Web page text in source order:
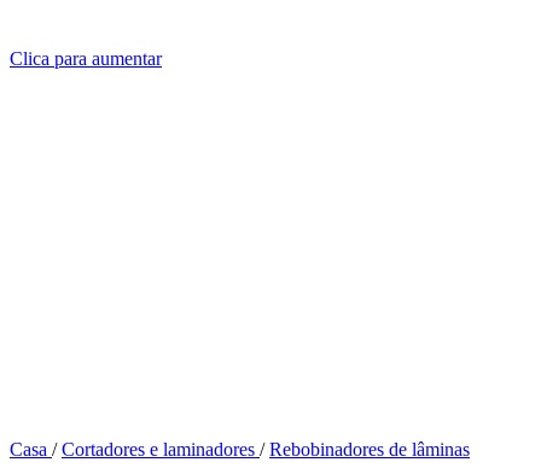
Clica para aumentar
Casa / Cortadores e laminadores / Rebobinadores de lâminas